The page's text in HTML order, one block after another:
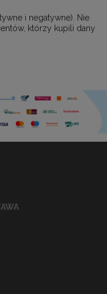
i negatywne). Nie
którzy kupili dany